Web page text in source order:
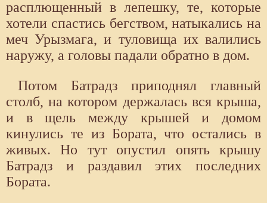
расплющенный в лепешку, те, которые
хотели спастись бегством, натыкались на
меч Урызмага, и туловища их валились
наружу, а головы падали обратно в дом.
Потом Батрадз приподнял главный
столб, на котором держалась вся крыша,
и в щель между крышей и домом
кинулись те из Бората, что остались в
живых. Но тут опустил опять крышу
Батрадз и раздавил этих последних
Бората.